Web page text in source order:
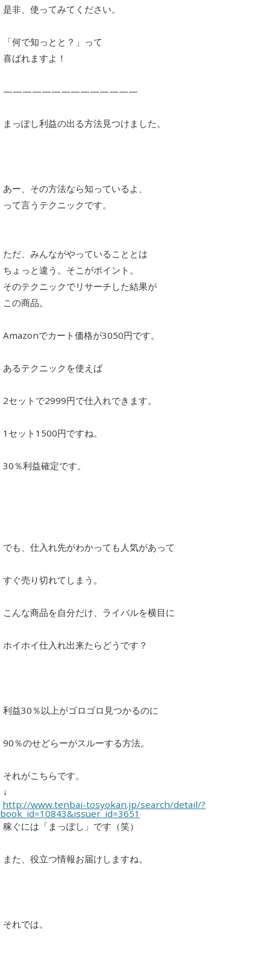
是非、使ってみてください。
「何で知っとと？」って
喜ばれますよ！
——————————————
まっぽし利益の出る方法見つけました。
あー、その方法なら知っているよ、
って言うテクニックです。
ただ、みんながやっていることとは
ちょっと違う。そこがポイント。
そのテクニックでリサーチした結果が
この商品。
Amazonでカート価格が3050円です。
あるテクニックを使えば
2セットで2999円で仕入れできます。
1セット1500円ですね。
30％利益確定です。
でも、仕入れ先がわかっても人気があって
すぐ売り切れてしまう。
こんな商品を自分だけ、ライバルを横目に
ホイホイ仕入れ出来たらどうです？
利益30％以上がゴロゴロ見つかるのに
90％のせどらーがスルーする方法。
それがこちらです。
↓
http://www.tenbai-tosyokan.jp/search/detail/?
book_id=10843&issuer_id=3651
稼ぐには「まっぽし」です（笑）
また、役立つ情報お届けしますね。
それでは。